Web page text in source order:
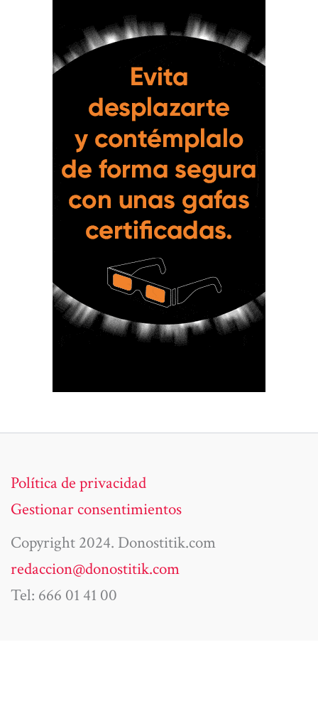
Política de privacidad
Gestionar consentimientos
Copyright 2024. Donostitik.com
redaccion@donostitik.com
Tel: 666 01 41 00